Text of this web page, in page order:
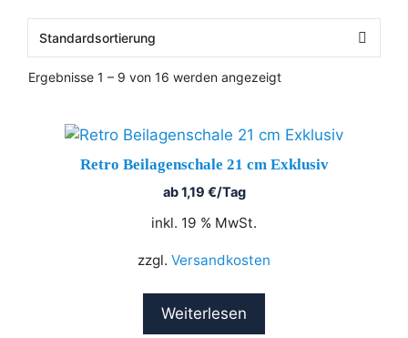
Ergebnisse 1 – 9 von 16 werden angezeigt
Retro Beilagenschale 21 cm Exklusiv
ab1,19 €/Tag
inkl. 19 % MwSt.
zzgl. Versandkosten
Weiterlesen